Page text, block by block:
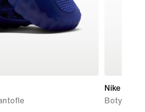
Nike Force
Boty pro